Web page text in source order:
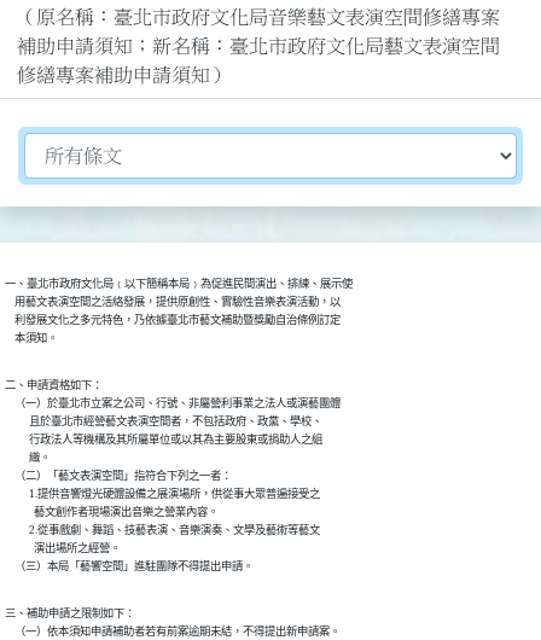
（原名稱：臺北市政府文化局音樂藝文表演空間修繕專案
補助申請須知；新名稱：臺北市政府文化局藝文表演空間
修繕專案補助申請須知）
切換選擇法規資訊內容
一、臺北市政府文化局﹙以下簡稱本局﹚為促進民間演出、排練、展示使
    用藝文表演空間之活絡發展，提供原創性、實驗性音樂表演活動，以
    利發展文化之多元特色，乃依據臺北市藝文補助暨獎勵自治條例訂定
    本須知。
二、申請資格如下：
    （一）於臺北巿立案之公司、行號、非屬營利事業之法人或演藝團體
          且於臺北市經營藝文表演空間者，不包括政府、政黨、學校、
          行政法人等機構及其所屬單位或以其為主要股東或捐助人之組
          織。
    （二）「藝文表演空間」指符合下列之一者：
          1.提供音響燈光硬體設備之展演場所，供從事大眾普遍接受之
            藝文創作者現場演出音樂之營業內容。
          2.從事戲劇、舞蹈、技藝表演、音樂演奏、文學及藝術等藝文
            演出場所之經營。
    （三）本局「藝響空間」進駐團隊不得提出申請。
三、補助申請之限制如下：
    （一）依本須知申請補助者若有前案逾期未結，不得提出新申請案。